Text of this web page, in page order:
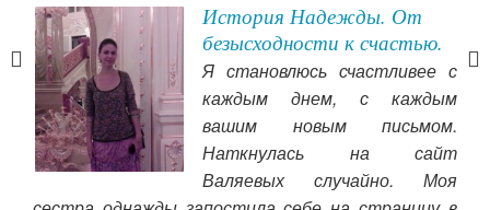
я
История Надежды. От
безысходности к счастью.
Я становлюсь счастливее с
каждым днем, с каждым
вашим новым письмом.
Наткнулась на сайт
Валяевых случайно. Моя